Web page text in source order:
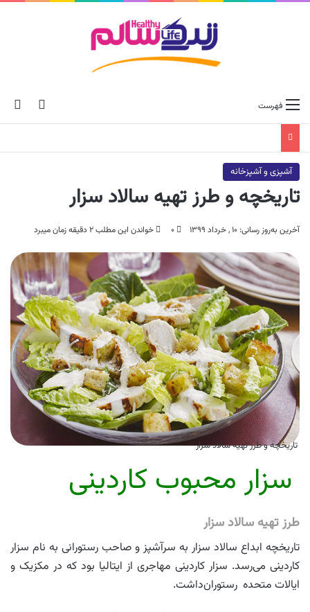
skin فهرست
آشپزی و آشپزخانه
تاریخچه و طرز تهیه سالاد سزار
آخرین به‌روز رسانی: ۱۰ , خرداد ۱۳۹۹ ۰ خواندن این مطلب ۲ دقیقه زمان میبرد
تاریخچه و طرز تهیه سالاد سزار
سزار محبوب کاردینی
طرز تهیه سالاد سزار
تاریخچه ابداع سالاد سزار به سرآشپز و صاحب رستورانی به نام سزار
کاردینی می‌رسد. سزار کاردینی مهاجری از ایتالیا بود که در مکزیک و
ایالات متحده رستوران‌داشت.